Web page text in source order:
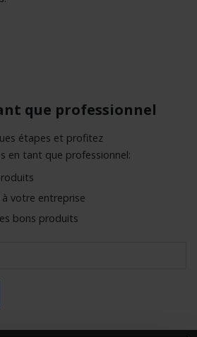
que professionnel
étapes et profitez
en tant que professionnel:
votre entreprise
bons produits